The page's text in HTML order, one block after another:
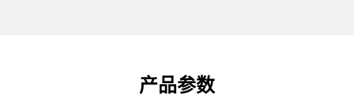
产品参数